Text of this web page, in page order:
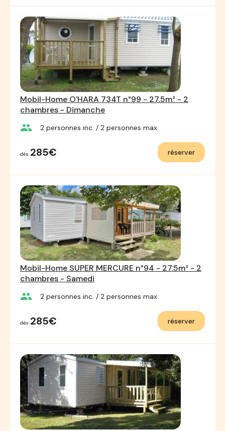
Mobil-Home O'HARA 734T n°99 - 27.5m² - 2
chambres - Dimanche
group 2 personnes inc. / 2 personnes max
dès 285€ réserver
Mobil-Home SUPER MERCURE n°94 - 27.5m² - 2
chambres - Samedi
group 2 personnes inc. / 2 personnes max
dès 285€ réserver